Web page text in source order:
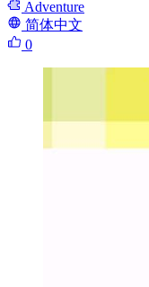
Adventure
简体中文
0